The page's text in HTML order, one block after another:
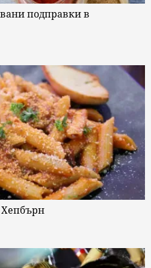
подправки в
Хепбърн